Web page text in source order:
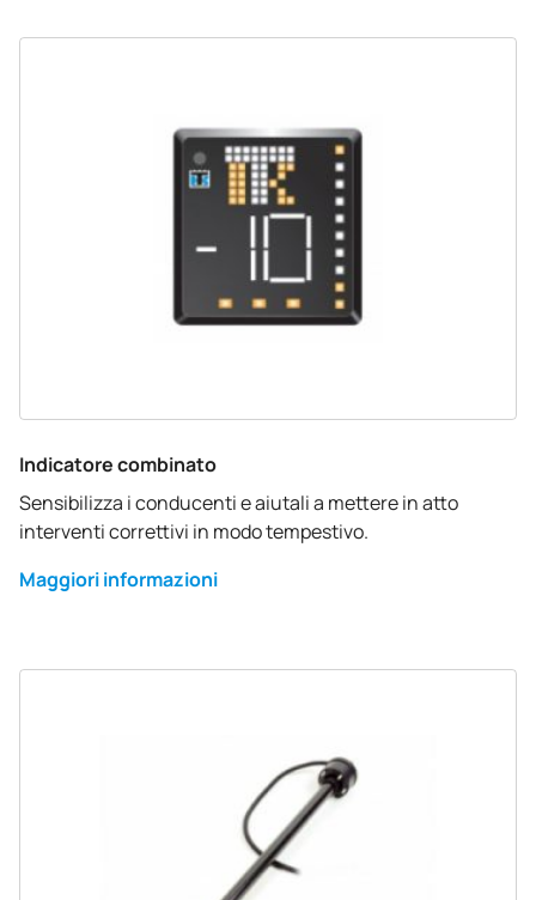
Indicatore combinato
Sensibilizza i conducenti e aiutali a mettere in atto
interventi correttivi in modo tempestivo.
Maggiori informazioni